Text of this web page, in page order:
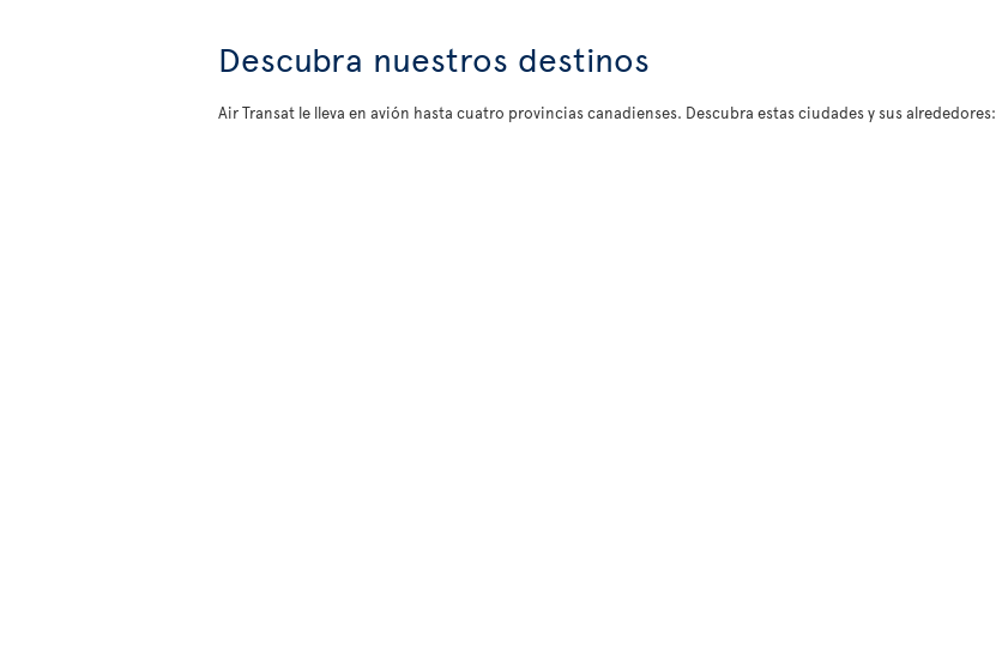
Descubra nuestros destinos
Air Transat le lleva en avión hasta cuatro provincias canadienses. Descubra estas ciudades y sus alrededores: